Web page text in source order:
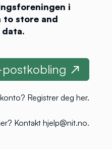
i
to store and
data.
Registrer deg her.
Kontakt hjelp@nit.no.